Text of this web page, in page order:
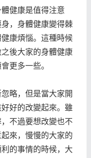
健康是值得注意
，身體健康變得棘
康煩惱。這種時候
後大家的身體健康
更多一些。
略，但是當大家開
好的改變起來。雖
不過要想改變也不
來，慢慢的大家的
的事情的時候，大